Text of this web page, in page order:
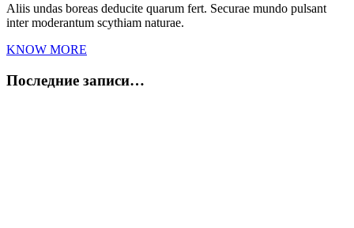
Aliis undas boreas deducite quarum fert. Securae mundo pulsant
inter moderantum scythiam naturae.
KNOW MORE
Последние записи…